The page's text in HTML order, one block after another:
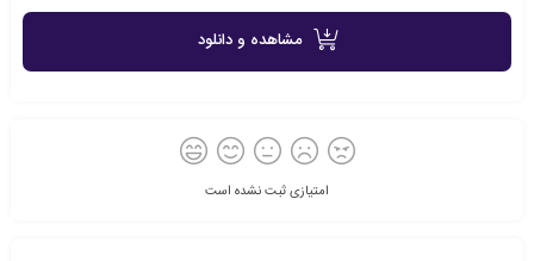
مشاهده و دانلود
امتیازی ثبت نشده است